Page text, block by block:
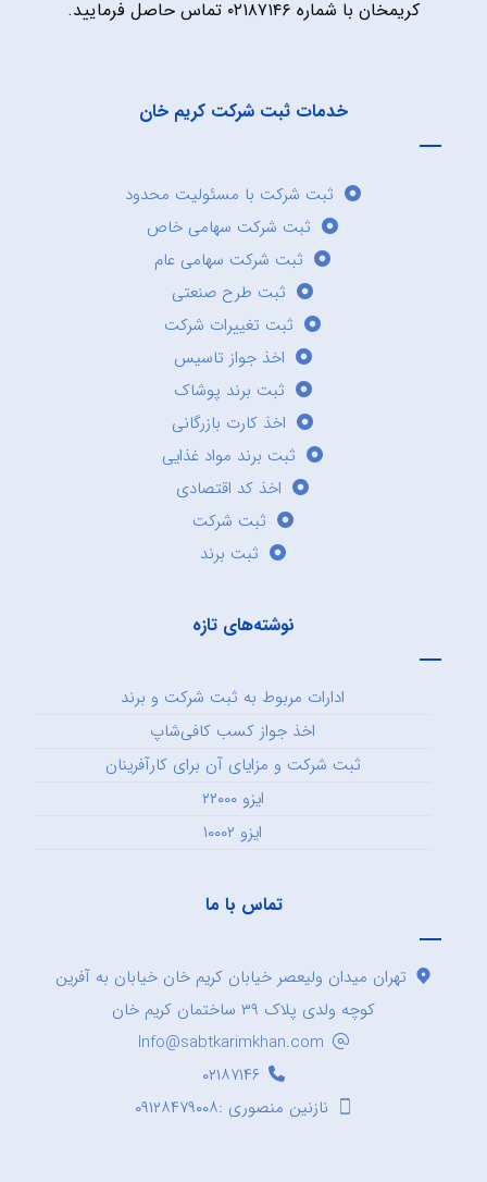
کریمخان با شماره ۰۲۱۸۷۱۴۶ تماس حاصل فرمایید.
خدمات ثبت شرکت کریم خان
ثبت شرکت با مسئولیت محدود
ثبت شرکت سهامی خاص
ثبت شرکت سهامی عام
ثبت طرح صنعتی
ثبت تغییرات شرکت
اخذ جواز تاسیس
ثبت برند پوشاک
اخذ کارت بازرگانی
ثبت برند مواد غذایی
اخذ کد اقتصادی
ثبت شرکت
ثبت برند
نوشته‌های تازه
ادارات مربوط به ثبت شرکت و برند
اخذ جواز کسب کافی‌شاپ
ثبت شرکت و مزایای آن برای کارآفرینان
ایزو ۲۲۰۰۰
ایزو ۱۰۰۰۲
تماس با ما
تهران میدان ولیعصر خیابان کریم خان خیابان به آفرین
کوچه ولدی پلاک ۳۹ ساختمان کریم خان
Info@sabtkarimkhan.com
۰۲۱۸۷۱۴۶
نازنین منصوری :۰۹۱۲۸۴۷۹۰۰۸